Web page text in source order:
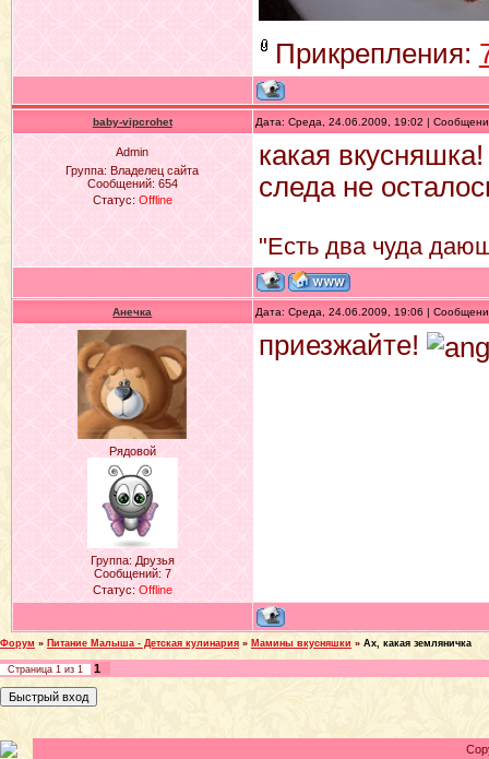
Прикрепления:
baby-vipcrohet Дата: Среда, 24.06.2009, 19:02 |
Admin
Группа: Владелец сайта
Сообщений: 654
Статус: Offline
какая
следа не
"Есть два чуда
Анечка Дата: Среда, 24.06.2009, 19:06 |
Рядовой
Группа: Друзья
Сообщений: 7
Статус: Offline
приезжайте!
Форум » Питание Малыша - Детская кулинария » Мамины вкусняшки » Ах, какая земляничка
Страница 1 из 1 1